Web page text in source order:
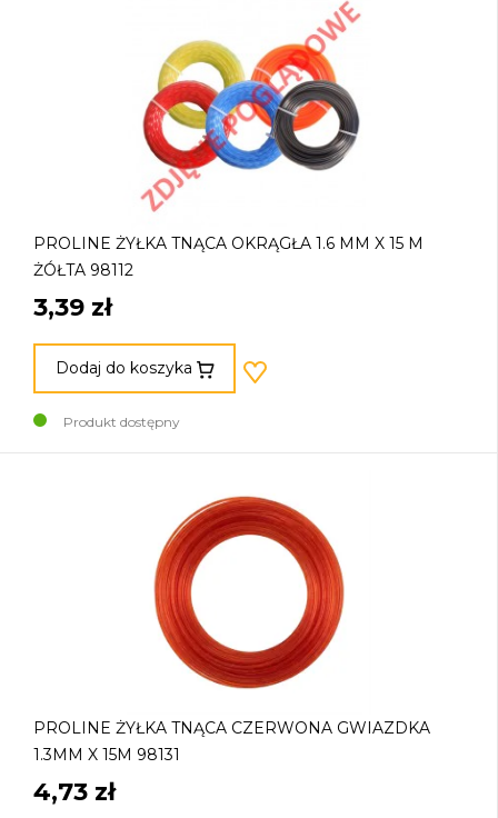
PROLINE ŻYŁKA TNĄCA OKRĄGŁA 1.6 MM X 15 M
ŻÓŁTA 98112
3,39 zł
Dodaj do koszyka
Produkt dostępny
PROLINE ŻYŁKA TNĄCA CZERWONA GWIAZDKA
1.3MM X 15M 98131
4,73 zł